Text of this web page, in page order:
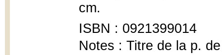
cm.
ISBN : 0921399014
Notes : Titre de la p.